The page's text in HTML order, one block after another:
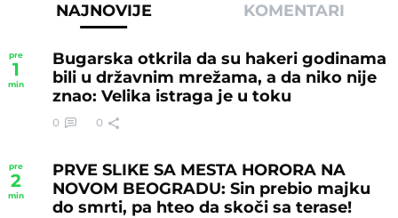
NAJNOVIJE KOMENTARI
pre
1
min
Bugarska otkrila da su hakeri godinama
bili u državnim mrežama, a da niko nije
znao: Velika istraga je u toku
0 0
pre
2
min
PRVE SLIKE SA MESTA HORORA NA
NOVOM BEOGRADU: Sin prebio majku
do smrti, pa hteo da skoči sa terase!